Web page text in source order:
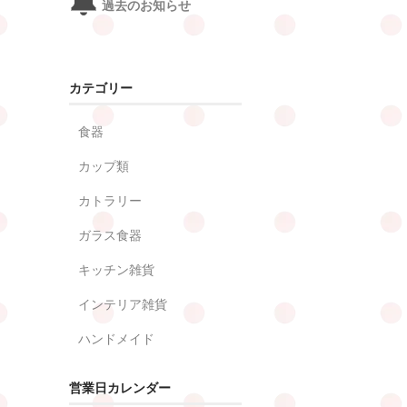
過去のお知らせ
カテゴリー
食器
カップ類
カトラリー
ガラス食器
キッチン雑貨
インテリア雑貨
ハンドメイド
営業日カレンダー